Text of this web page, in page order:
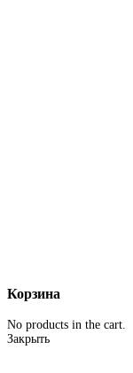
Корзина
No products in the cart.
Закрыть